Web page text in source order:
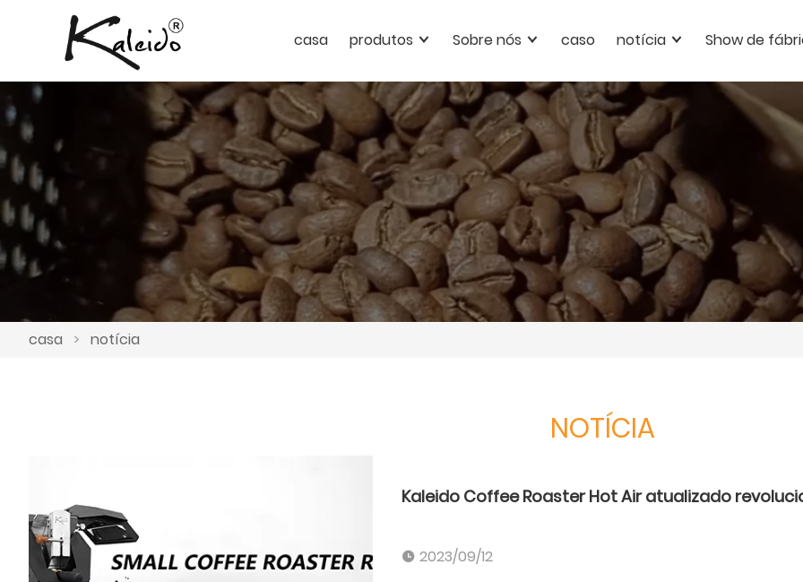
casa produtos Sobre nós caso notícia Show de
casa > notícia
NOTÍCIA
Kaleido Coffee Roaster Hot Air atualizado
2023/09/12